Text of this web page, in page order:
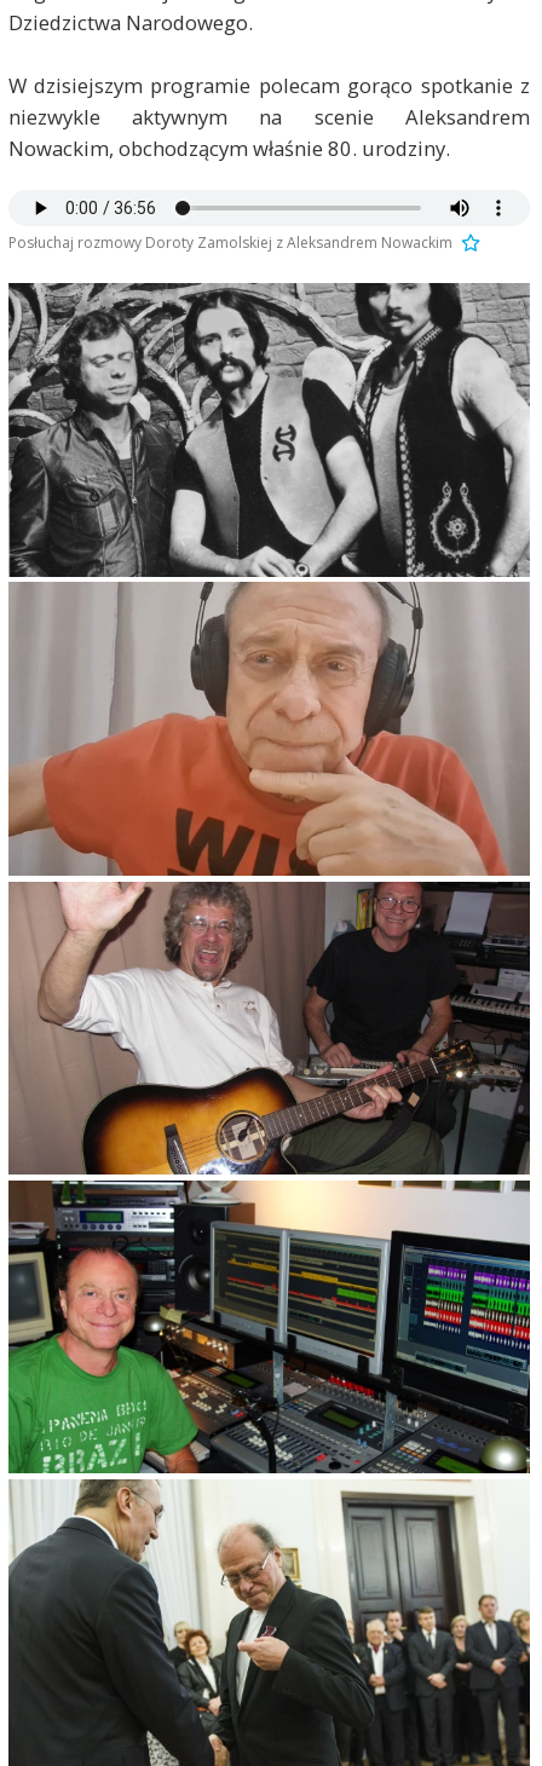
Dziedzictwa Narodowego.
W dzisiejszym programie polecam gorąco spotkanie z
niezwykle aktywnym na scenie Aleksandrem
Nowackim, obchodzącym właśnie 80. urodziny.
Posłuchaj rozmowy Doroty Zamolskiej z Aleksandrem Nowackim